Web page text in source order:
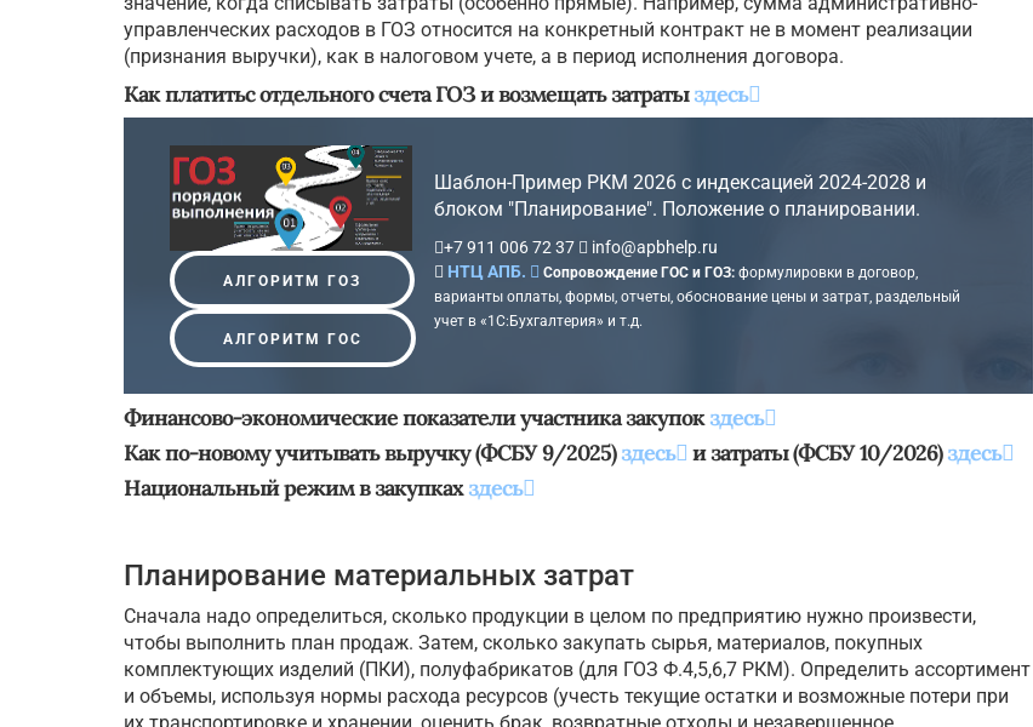
управленческих расходов в ГОЗ относится на конкретный контракт не в момент реализации
(признания выручки), как в налоговом учете, а в период исполнения договора.
Как платитьс отдельного счета ГОЗ и возмещать затратыздесь
АЛГОРИТМ ГОЗ
АЛГОРИТМ ГОС
Шаблон-Пример РКМ 2026 с индексацией 2024-2028 и
блоком "Планирование". Положение о планировании.
+7 911 006 72 37
info@apbhelp.ru
НТЦ АПБ.
Сопровождение ГОС и ГОЗ:формулировки в договор,
варианты оплаты, формы, отчеты, обоснование цены и затрат, раздельный
учет в «1С:Бухгалтерия» и т.д.
Финансово-экономические показатели участника закупокздесь
Как по-новому учитывать выручку (ФСБУ 9/2025)здесь и затраты (ФСБУ 10/2026)здесь
Национальный режим в закупкахздесь
Планирование материальных затрат
Сначала надо определиться, сколько продукции в целом по предприятию нужно произвести,
чтобы выполнить план продаж. Затем, сколько закупать сырья, материалов, покупных
комплектующих изделий (ПКИ), полуфабрикатов (для ГОЗ Ф.4,5,6,7 РКМ). Определить ассортимент
и объемы, используя нормы расхода ресурсов (учесть текущие остатки и возможные потери при